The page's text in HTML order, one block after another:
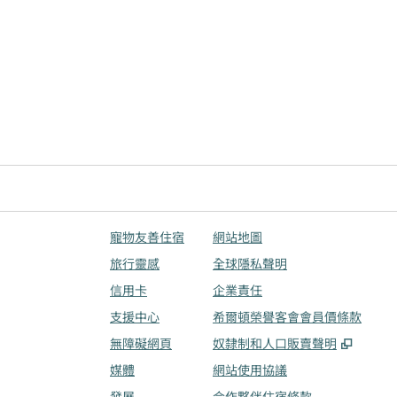
寵物友善住宿
旅行靈感
信用卡
支援中心
無障礙網頁
媒體
網站地圖
全球隱私聲明
企業責任
希爾頓榮譽客會會員價條款
奴隸制和人口販賣聲明
,
網站使用協議